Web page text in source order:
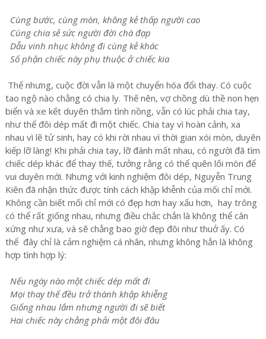
Cùng bước, cùng mòn, không kẻ thấp người cao
Cùng chia sẻ sức người đời chà đạp
Dẫu vinh nhục không đi cùng kẻ khác
Số phận chiếc này phụ thuộc ở chiếc kia
Thế nhưng, cuộc đời vẫn là một chuyển hóa đổi thay. Có cuộc
tao ngộ nào chẳng có chia ly. Thế nên, vợ chồng dù thề non hẹn
biển và xe kết duyên thắm tình nồng, vẫn có lúc phải chia tay,
như thể đôi dép mất đi một chiếc. Chia tay vì hoàn cảnh, xa
nhau vì lẽ tử sinh, hay có khi rời nhau vì thời gian xói mòn, duyên
kiếp lỡ làng! Khi phải chia tay, lỡ đánh mất nhau, có người đã tìm
chiếc dép khác để thay thế, tưởng rằng có thể quên lối mòn để
vui duyên mới. Nhưng với kinh nghiệm đôi dép, Nguyễn Trung
Kiên đã nhận thức được tính cách khập khễnh của mối chỉ mới.
Không cần biết mối chỉ mới có đẹp hơn hay xấu hơn, hay trông
có thể rất giống nhau, nhưng điều chắc chắn là không thể cân
xứng như xưa, và sẽ chẳng bao giờ đẹp đôi như thuở ấy. Có
thể đây chỉ là cảm nghiệm cá nhân, nhưng không hẳn là không
hợp tình hợp lý:
Nếu ngày nào một chiếc dép mất đi
Mọi thay thế đều trở thành khập khiễng
Giống nhau lắm nhưng người đi sẽ biết
Hai chiếc này chẳng phải một đôi đâu